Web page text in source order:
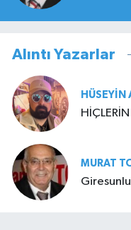
Alıntı Yazarlar
HÜSEYIN
MURAT